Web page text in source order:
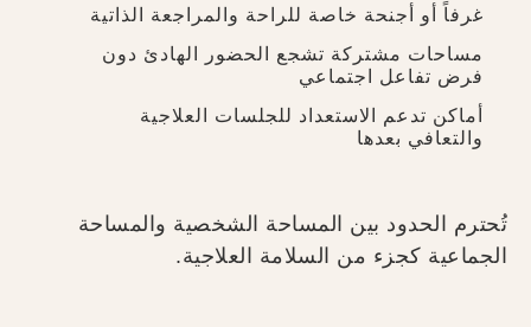
غرفاً أو أجنحة خاصة للراحة والمراجعة الذاتية
مساحات مشتركة تشجع الحضور الهادئ دون
فرض تفاعل اجتماعي
أماكن تدعم الاستعداد للجلسات العلاجية
والتعافي بعدها
تُحترم الحدود بين المساحة الشخصية والمساحة
الجماعية كجزء من السلامة العلاجية.